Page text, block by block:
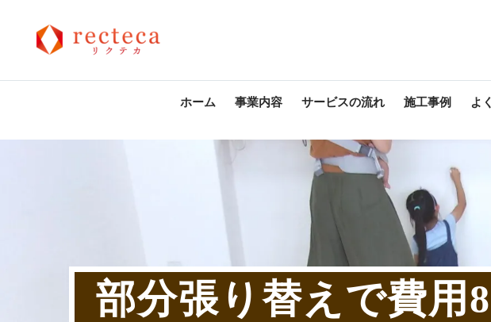
ホーム 事業内容 サービスの流れ 施工事例 よ
部分張り替えで費用